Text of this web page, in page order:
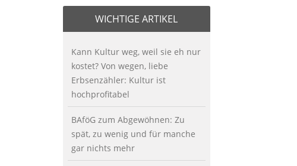
WICHTIGE ARTIKEL
Kann Kultur weg, weil sie eh nur
kostet? Von wegen, liebe
Erbsenzähler: Kultur ist
hochprofitabel
BAföG zum Abgewöhnen: Zu
spät, zu wenig und für manche
gar nichts mehr